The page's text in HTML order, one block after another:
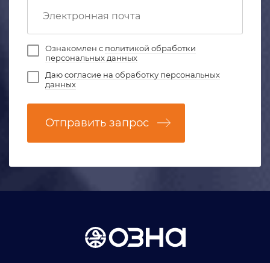
Ознакомлен с политикой обработки
персональных данных
Даюсогласие на обработку персональных
данных
Отправить запрос